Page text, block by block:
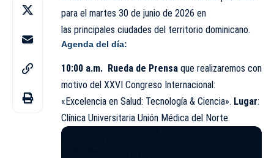
para el martes 30 de junio de 2026 en
las principales ciudades del territorio dominicano.
Agenda del día:
10:00 a.m. Rueda de Prensa que realizaremos con
motivo del XXVI Congreso Internacional:
«Excelencia en Salud: Tecnología & Ciencia». Lugar:
Clínica Universitaria Unión Médica del Norte.